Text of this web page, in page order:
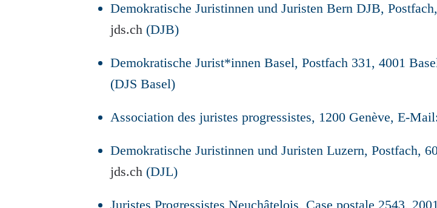
Demokratische Juristinnen und Juristen Bern DJB,
jds.ch (DJB)
Demokratische Jurist*innen Basel, Postfach 331, 4001
(DJS Basel)
Association des juristes progressistes, 1200 Genève, E-
Demokratische Juristinnen und Juristen Luzern, Postfach,
jds.ch (DJL)
Juristes Progressistes Neuchâtelois, Case postale 2543,